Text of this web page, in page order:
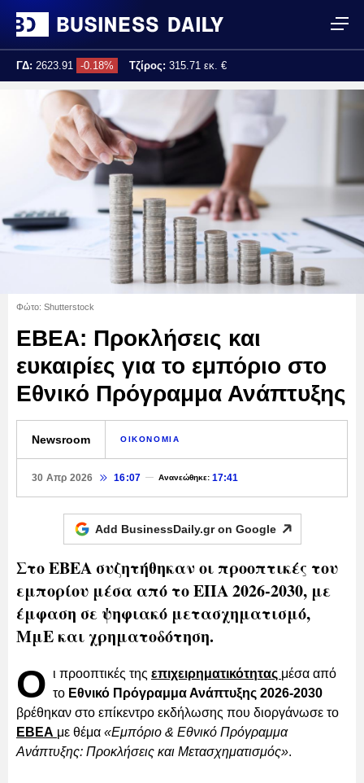
ΓΔ: 2623.91 -0.18% Τζίρος: 315.71 εκ. €
Τελ. ενημέρωση:
Φώτο: Shutterstock
ΕΒΕΑ: Προκλήσεις και
ευκαιρίες για το εμπόριο στο
Εθνικό Πρόγραμμα Ανάπτυξης
Newsroom ΟΙΚΟΝΟΜΙΑ
30 Απρ 2026 16:07 Ανανεώθηκε: 17:41
Add BusinessDaily.gr on Google
Στο ΕΒΕΑ συζητήθηκαν οι προοπτικές του
εμπορίου μέσα από το ΕΠΑ 2026-2030, με
έμφαση σε ψηφιακό μετασχηματισμό,
ΜμΕ και χρηματοδότηση.
Ο ι προοπτικές της επιχειρηματικότητας μέσα από
το Εθνικό Πρόγραμμα Ανάπτυξης 2026-2030
βρέθηκαν στο επίκεντρο εκδήλωσης που διοργάνωσε το
ΕΒΕΑ με θέμα «Εμπόριο & Εθνικό Πρόγραμμα
Ανάπτυξης: Προκλήσεις και Μετασχηματισμός».